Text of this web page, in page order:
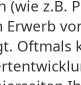
(wie z.B.
Erwerb
Oftmals